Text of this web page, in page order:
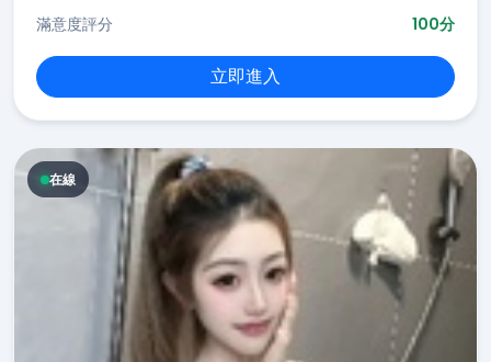
滿意度評分
100分
立即進入
在線